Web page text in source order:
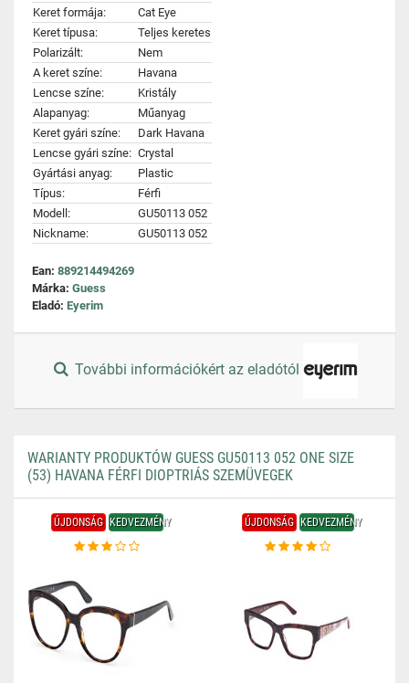
Keret formája:
Cat Eye
Keret típusa:
Teljes keretes
Polarizált:
Nem
A keret színe:
Havana
Lencse színe:
Kristály
Alapanyag:
Műanyag
Keret gyári színe:
Dark Havana
Lencse gyári színe: Crystal
Gyártási anyag:
Plastic
Típus:
Férfi
Modell:
GU50113 052
Nickname:
GU50113 052
Ean: 889214494269
Márka: Guess
Eladó: Eyerim
További információkért az eladótól
WARIANTY PRODUKTÓW GUESS GU50113 052 ONE SIZE
(53) HAVANA FÉRFI DIOPTRIÁS SZEMÜVEGEK
ÚJDONSÁG KEDVEZMÉNY ÚJDONSÁG KEDVEZMÉNY